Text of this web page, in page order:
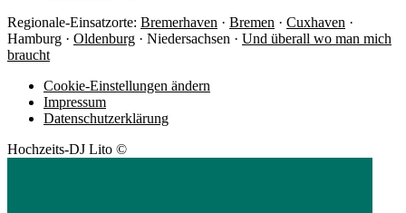
Regionale-Einsatzorte: Bremerhaven · Bremen · Cuxhaven ·
Hamburg · Oldenburg · Niedersachsen · Und überall wo man mich
braucht
Cookie-Einstellungen ändern
Impressum
Datenschutzerklärung
Hochzeits-DJ Lito ©